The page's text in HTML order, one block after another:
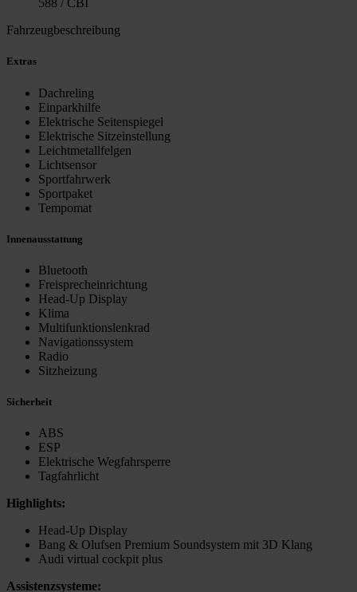
588 / CBI
Fahrzeugbeschreibung
Extras
Dachreling
Einparkhilfe
Elektrische Seitenspiegel
Elektrische Sitzeinstellung
Leichtmetallfelgen
Lichtsensor
Sportfahrwerk
Sportpaket
Tempomat
Innenausstattung
Bluetooth
Freisprecheinrichtung
Head-Up Display
Klima
Multifunktionslenkrad
Navigationssystem
Radio
Sitzheizung
Sicherheit
ABS
ESP
Elektrische Wegfahrsperre
Tagfahrlicht
Highlights:
Head-Up Display
Bang & Olufsen Premium Soundsystem mit 3D Klang
Audi virtual cockpit plus
Assistenzsysteme: